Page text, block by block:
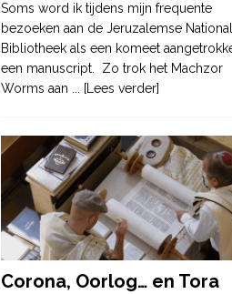
Soms word ik tijdens mijn frequente
bezoeken aan de Jeruzalemse
Bibliotheek als een komeet
een manuscript. Zo trok het Machzor
Worms aan ... [Lees verder]
Corona, Oorlog… en Tora